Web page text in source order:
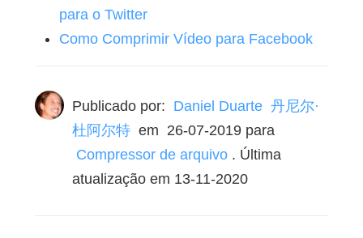
para o Twitter
Como Comprimir Vídeo para Facebook
Publicado por: Daniel Duarte 丹尼尔·
杜阿尔特 em 26-07-2019para
Compressor de arquivo . Última
atualização em 13-11-2020